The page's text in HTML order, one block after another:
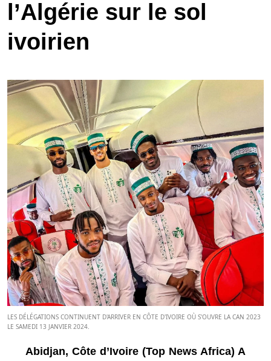
l’Algérie sur le sol
ivoirien
LES DÉLÉGATIONS CONTINUENT D'ARRIVER EN CÔTE D'IVOIRE OÙ S'OUVRE LA CAN 2023
LE SAMEDI 13 JANVIER 2024.
Abidjan, Côte d’Ivoire (Top News Africa) A